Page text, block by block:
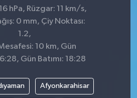
hPa, Rüzgar: 11 km/s,
0 mm, Çiy Noktası:
1.2,
10 km, Gün
Gün Batımı: 18:28
Afyonkarahisar